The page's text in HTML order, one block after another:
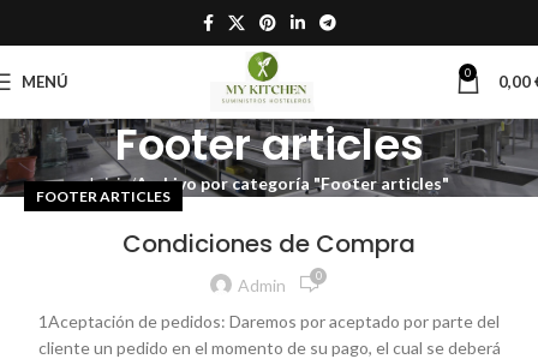
MENÚ 0 0,00
Footer articles
Inicio Archivo por categoría "Footer articles"
FOOTER ARTICLES
Condiciones de Compra
Admin 0
1Aceptación de pedidos: Daremos por aceptado por parte del
cliente un pedido en el momento de su pago, el cual se deberá